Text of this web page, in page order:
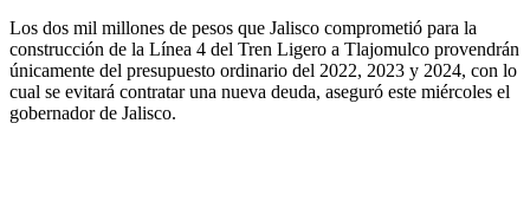
Los dos mil millones de pesos que Jalisco comprometió para la
construcción de la Línea 4 del Tren Ligero a Tlajomulco provendrán
únicamente del presupuesto ordinario del 2022, 2023 y 2024, con lo
cual se evitará contratar una nueva deuda, aseguró este miércoles el
gobernador de Jalisco.